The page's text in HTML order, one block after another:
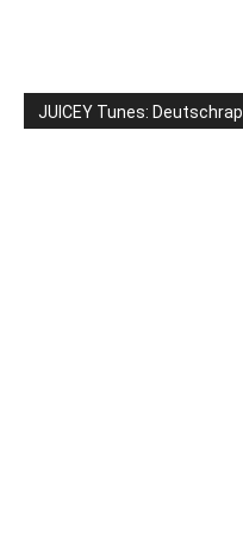
JUICEY Tunes: Deutschrap